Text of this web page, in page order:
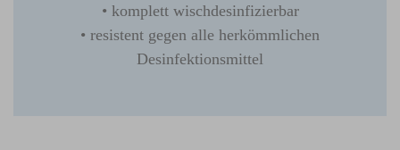
• komplett wischdesinfizierbar
• resistent gegen alle herkömmlichen
Desinfektionsmittel